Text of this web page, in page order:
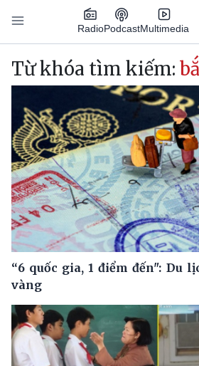
Nhảy đến nội dung
RadioPodcastMultimedia
Main navigation
Từ khóa tìm kiếm:
“6 quốc gia, 1 điểm đến": Du
vàng